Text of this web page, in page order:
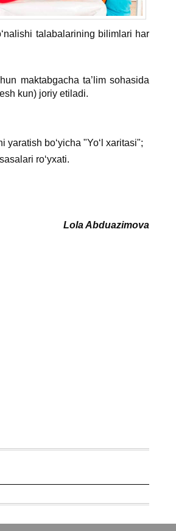
talabalarining bilimlari har
maktabgacha ta’lim sohasida
kun) joriy etiladi.
boʻyicha "Yoʻl хaritasi";
roʻyхati.
Lola Abduazimova